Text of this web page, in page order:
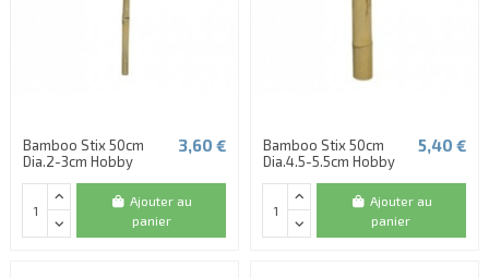
Bamboo Stix 50cm
Dia.2-3cm Hobby
3,60 €
Ajouter au
panier
Bamboo Stix 50cm
Dia.4.5-5.5cm Hobby
5,40 €
Ajouter au
panier